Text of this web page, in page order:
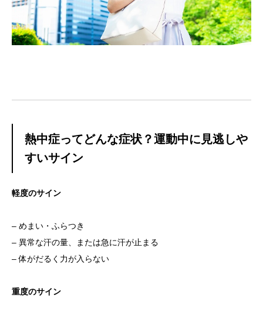
熱中症ってどんな症状？運動中に見逃しや
すいサイン
軽度のサイン
– めまい・ふらつき
– 異常な汗の量、または急に汗が止まる
– 体がだるく力が入らない
重度のサイン